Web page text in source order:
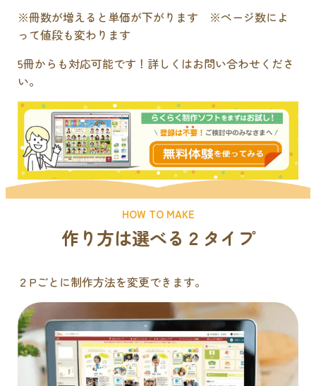
※冊数が増えると単価が下がります ※ページ数によ
って値段も変わります
5冊からも対応可能です！詳しくはお問い合わせくださ
い。
HOW TO MAKE
作り方は選べる２タイプ
２Pごとに制作方法を変更できます。